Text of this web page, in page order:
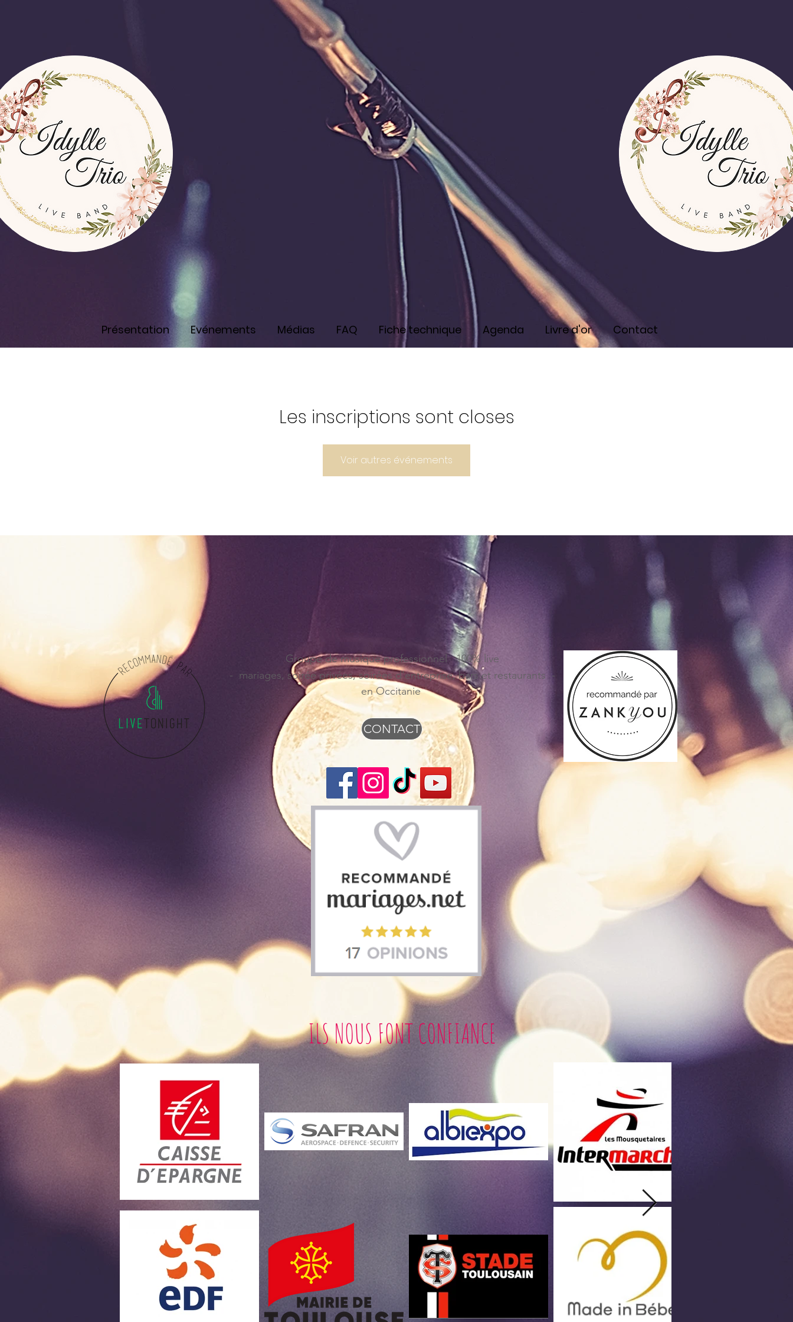
Présentation Evénements Médias FAQ Fiche technique Agenda Livre d'or Contact
Les inscriptions sont closes
Voir autres événements
Groupe de musique professionnel 100% live
- mariages, soirée privées, soirées d'entreprise, bars et restaurants -
en Occitanie
CONTACT
ILS NOUS FONT CONFIANCE